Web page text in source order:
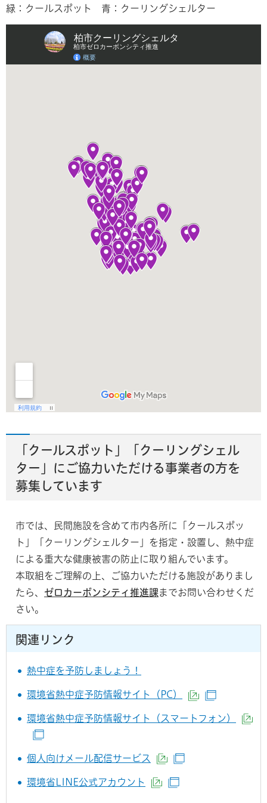
緑：クールスポット 青：クーリングシェルター
「クールスポット」「クーリングシェル
ター」にご協力いただける事業者の方を
募集しています
市では、民間施設を含めて市内各所に「クールスポッ
ト」「クーリングシェルター」を指定・設置し、熱中症
による重大な健康被害の防止に取り組んでいます。
本取組をご理解の上、ご協力いただける施設がありまし
たら、 ゼロカーボンシティ推進課までお問い合わせくだ
さい。
関連リンク
熱中症を予防しましょう！
環境省熱中症予防情報サイト（PC） （外部サイト
環境省熱中症予防情報サイト（スマートフォン）
個人向けメール配信サービス （外部サイトへリンク
環境省LINE公式アカウント （外部サイトへリンク）